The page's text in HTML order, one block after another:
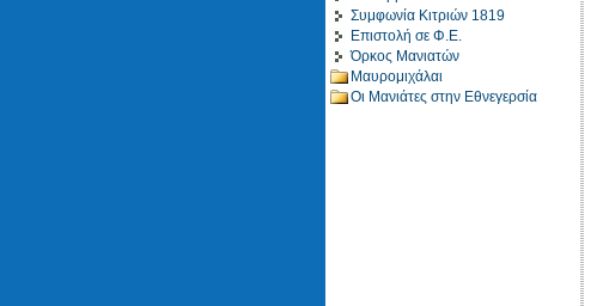
Συμφωνία Κιτριών 1819
Επιστολή σε Φ.Ε.
Όρκος Μανιατών
Μαυρομιχάλαι
Οι Μανιάτες στην Εθνεγερσία